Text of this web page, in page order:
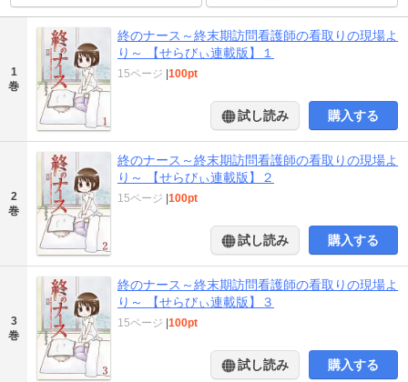
1
巻
終のナース～終末期訪問看護師の看取りの現場よ
り～ 【せらびぃ連載版】１
15ページ |100pt
試し読み 購入する
2
巻
終のナース～終末期訪問看護師の看取りの現場よ
り～ 【せらびぃ連載版】２
15ページ |100pt
試し読み 購入する
3
巻
終のナース～終末期訪問看護師の看取りの現場よ
り～ 【せらびぃ連載版】３
15ページ |100pt
試し読み 購入する